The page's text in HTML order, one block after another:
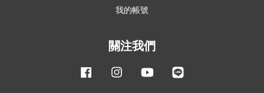
我的帳號
關注我們
Facebook Instagram YouTube